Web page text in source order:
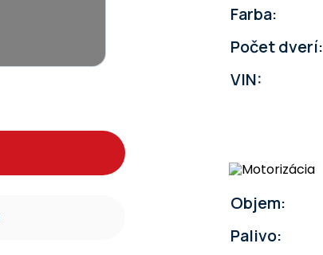
Farba:
Počet dverí:
VIN:
Objem:
Palivo: